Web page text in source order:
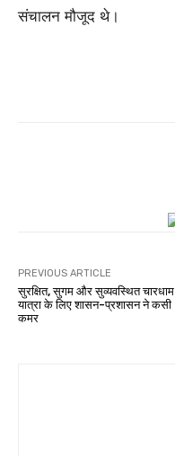
संचालन मौजूद थे।
PREVIOUS ARTICLE
सुरक्षित, सुगम और सुव्यवस्थित चारधाम
यात्रा के लिए शासन-प्रशासन ने कसी
कमर